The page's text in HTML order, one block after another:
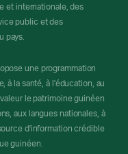
et internationale, des
public et des
pays.
une programmation
à la santé, à l'éducation, au
le patrimoine guinéen
aux langues nationales, à
d'information crédible
guinéen.